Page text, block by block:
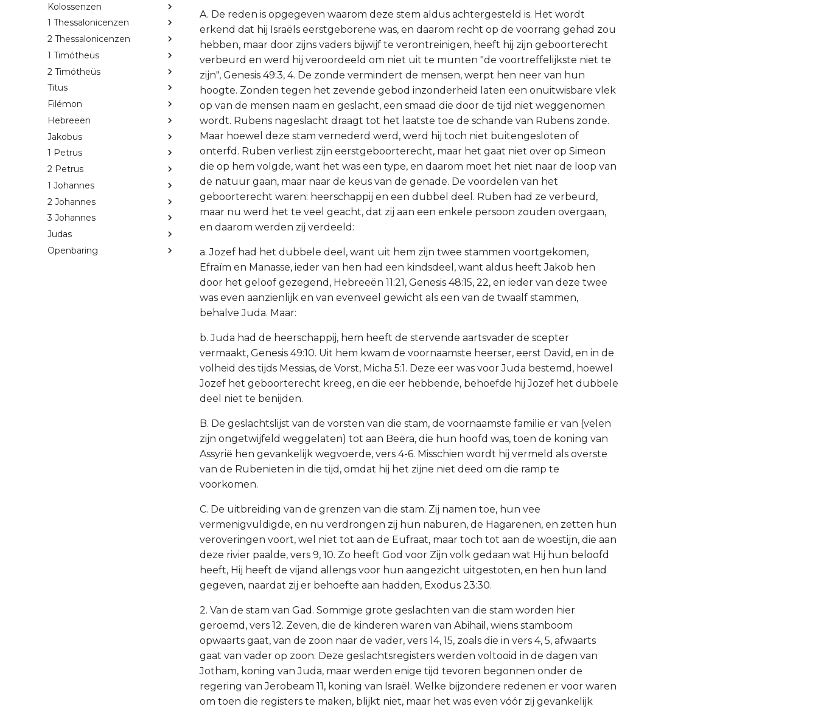
Kolossenzen
1 Thessalonicenzen
2 Thessalonicenzen
1 Timótheüs
2 Timótheüs
Titus
Filémon
Hebreeën
Jakobus
1 Petrus
2 Petrus
1 Johannes
2 Johannes
3 Johannes
Judas
Openbaring
A. De reden is opgegeven waarom deze stem aldus achtergesteld is. Het wordt
erkend dat hij Israëls eerstgeborene was, en daarom recht op de voorrang gehad zou
hebben, maar door zijns vaders bijwijf te verontreinigen, heeft hij zijn geboorterecht
verbeurd en werd hij veroordeeld om niet uit te munten "de voortreffelijkste niet te
zijn", Genesis 49:3, 4. De zonde vermindert de mensen, werpt hen neer van hun
hoogte. Zonden tegen het zevende gebod inzonderheid laten een onuitwisbare vlek
op van de mensen naam en geslacht, een smaad die door de tijd niet weggenomen
wordt. Rubens nageslacht draagt tot het laatste toe de schande van Rubens zonde.
Maar hoewel deze stam vernederd werd, werd hij toch niet buitengesloten of
onterfd. Ruben verliest zijn eerstgeboorterecht, maar het gaat niet over op Simeon
die op hem volgde, want het was een type, en daarom moet het niet naar de loop van
de natuur gaan, maar naar de keus van de genade. De voordelen van het
geboorterecht waren: heerschappij en een dubbel deel. Ruben had ze verbeurd,
maar nu werd het te veel geacht, dat zij aan een enkele persoon zouden overgaan,
en daarom werden zij verdeeld:
a. Jozef had het dubbele deel, want uit hem zijn twee stammen voortgekomen,
Efraïm en Manasse, ieder van hen had een kindsdeel, want aldus heeft Jakob hen
door het geloof gezegend, Hebreeën 11:21, Genesis 48:15, 22, en ieder van deze twee
was even aanzienlijk en van evenveel gewicht als een van de twaalf stammen,
behalve Juda. Maar:
b. Juda had de heerschappij, hem heeft de stervende aartsvader de scepter
vermaakt, Genesis 49:10. Uit hem kwam de voornaamste heerser, eerst David, en in de
volheid des tijds Messias, de Vorst, Micha 5:1. Deze eer was voor Juda bestemd, hoewel
Jozef het geboorterecht kreeg, en die eer hebbende, behoefde hij Jozef het dubbele
deel niet te benijden.
B. De geslachtslijst van de vorsten van die stam, de voornaamste familie er van (velen
zijn ongetwijfeld weggelaten) tot aan Beëra, die hun hoofd was, toen de koning van
Assyrië hen gevankelijk wegvoerde, vers 4-6. Misschien wordt hij vermeld als overste
van de Rubenieten in die tijd, omdat hij het zijne niet deed om die ramp te
voorkomen.
C. De uitbreiding van de grenzen van die stam. Zij namen toe, hun vee
vermenigvuldigde, en nu verdrongen zij hun naburen, de Hagarenen, en zetten hun
veroveringen voort, wel niet tot aan de Eufraat, maar toch tot aan de woestijn, die aan
deze rivier paalde, vers 9, 10. Zo heeft God voor Zijn volk gedaan wat Hij hun beloofd
heeft, Hij heeft de vijand allengs voor hun aangezicht uitgestoten, en hen hun land
gegeven, naardat zij er behoefte aan hadden, Exodus 23:30.
2. Van de stam van Gad. Sommige grote geslachten van die stam worden hier
geroemd, vers 12. Zeven, die de kinderen waren van Abihail, wiens stamboom
opwaarts gaat, van de zoon naar de vader, vers 14, 15, zoals die in vers 4, 5, afwaarts
gaat van vader op zoon. Deze geslachtsregisters werden voltooid in de dagen van
Jotham, koning van Juda, maar werden enige tijd tevoren begonnen onder de
regering van Jerobeam 11, koning van Israël. Welke bijzondere redenen er voor waren
om toen die registers te maken, blijkt niet, maar het was even vóór zij gevankelijk